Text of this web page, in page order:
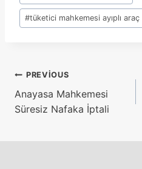
#tüketici mahkemesi ayıplı araç
Yazı
gezinmesi
PREVIOUS
Anayasa Mahkemesi
Süresiz Nafaka İptali